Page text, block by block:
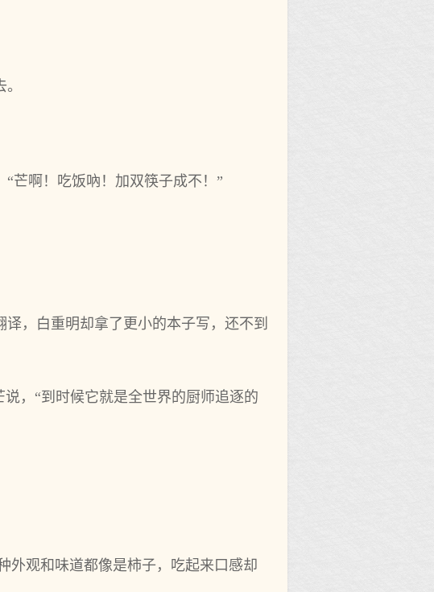
芒啊！吃饭吶！加双筷子成不！”
，白重明却拿了更小的本子写，还不到
，“到时候它就是全世界的厨师追逐的
观和味道都像是柿子，吃起来口感却